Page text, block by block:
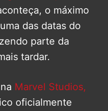
o máximo
das datas do
parte da
tardar.
Marvel Studios,
oficialmente